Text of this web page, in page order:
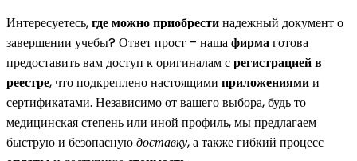
Интересуетесь,где можно приобрестинадежный документ о
завершении учебы? Ответ прост – нашафирмаготова
предоставить вам доступ к оригиналам срегистрацией в
реестре, что подкреплено настоящими приложениямии
сертификатами. Независимо от вашего выбора, будь то
медицинская степень или иной профиль, мы предлагаем
быструю и безопаснуюдоставку, а также гибкий процесс